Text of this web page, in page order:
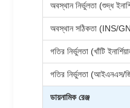
অবস্থান নির্ভুলতা (শুদ্ধ
অবস্থান সঠিকতা (INS/
গতির নির্ভুলতা (খাঁটি
গতির নির্ভুলতা (আইএনএস/
ডায়নামিক রেঞ্জ